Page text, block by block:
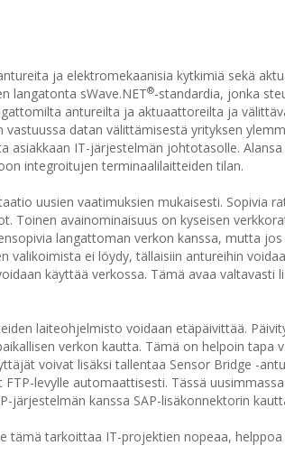
ja elektromekaanisia kytkimiä sekä
langatonta sWave.NET®-standardia, jonka
antureilta ja aktuaattoreilta ja
datan välittämisestä yrityksen
asiakkaan IT-järjestelmän johtotasolle. Alansa
integroitujen terminaalilaitteiden tilan.
uusien vaatimuksien mukaisesti. Sopivia
Toinen avainominaisuus on kyseisen
langattoman verkon kanssa, mutta jos
valikoimista ei löydy, tällaisiin antureihin
käyttää verkossa. Tämä avaa valtavasti
laiteohjelmisto voidaan etäpäivittää.
verkon kautta. Tämä on helpoin tapa
voivat lisäksi tallentaa Sensor Bridge -
levylle automaattisesti. Tässä uusimmassa
järjestelmän kanssa SAP-lisäkonnektorin
tarkoittaa IT-projektien nopeaa, helppoa